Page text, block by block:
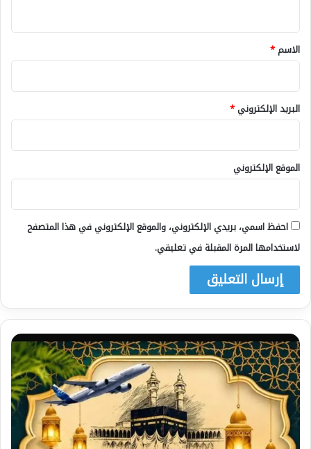
*
الاسم*
البريد الإلكتروني*
الموقع الإلكتروني
احفظ اسمي، بريدي الإلكتروني، والموقع الإلكتروني في هذا المتصفح
لاستخدامها المرة المقبلة في تعليقي.